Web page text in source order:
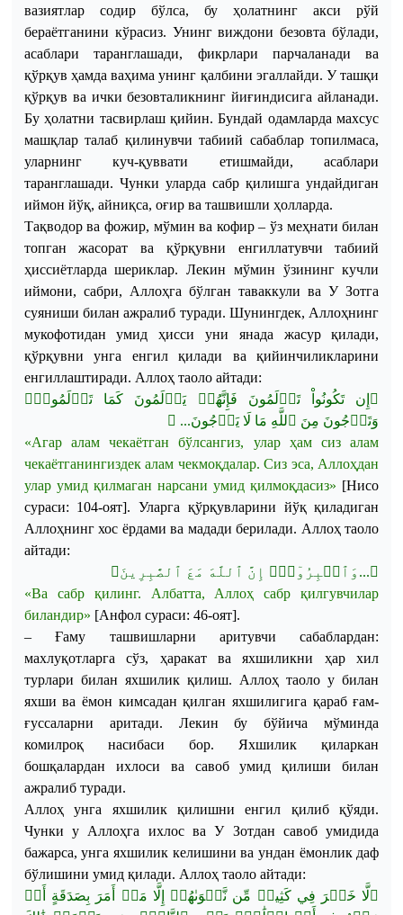
вазиятлар содир бўлса, бу ҳолатнинг акси рўй
бераётганини кўрасиз. Унинг виждони безовта бўлади,
асаблари таранглашади, фикрлари парчаланади ва
қўрқув ҳамда ваҳима унинг қалбини эгаллайди. У ташқи
қўрқув ва ички безовталикнинг йиғиндисига айланади.
Бу ҳолатни тасвирлаш қийин. Бундай одамларда махсус
машқлар талаб қилинувчи табиий сабаблар топилмаса,
уларнинг куч-қуввати етишмайди, асаблари
таранглашади. Чунки уларда сабр қилишга ундайдиган
иймон йўқ, айниқса, оғир ва ташвишли ҳолларда.
Тақводор ва фожир, мўмин ва кофир – ўз меҳнати билан
топган жасорат ва қўрқувни енгиллатувчи табиий
ҳиссиётларда шериклар. Лекин мўмин ўзининг кучли
иймони, сабри, Аллоҳга бўлган таваккули ва У Зотга
суяниши билан ажралиб туради. Шунингдек, Аллоҳнинг
мукофотидан умид ҳисси уни янада жасур қилади,
қўрқувни унга енгил қилади ва қийинчиликларини
енгиллаштиради. Аллоҳ таоло айтади:
﴿ إِن تَكُونُواْ تَأۡلَمُونَ فَإِنَّهُمۡ يَأۡلَمُونَ كَمَا
تَأۡلَمُونَۖ
وَتَرۡجُونَ مِنَ ٱللَّهِ مَا لَا يَرۡجُونَ... ﴾
«Агар алам чекаётган бўлсангиз, улар ҳам сиз
алам
чекаётганингиздек алам чекмоқдалар.Сиз эса,Аллоҳдан
улар умид қилмаган нарсани умид қилмоқдасиз» [Нисо
сураси: 104-оят]. Уларга қўрқувларини йўқ қиладиган
Аллоҳнинг хос ёрдами ва мадади берилади. Аллоҳ таоло
айтади:
﴿... وَٱصۡبِرُوٓاْۚ إِنَّ ٱللَّهَ مَعَ ٱلصَّٰبِرِينَ﴾
«Ва сабр қилинг. Албатта,Аллоҳ сабр
қилгувчилар
биландир» [Анфол сураси: 46-оят].
–Ғаму ташвишларни аритувчи сабаблардан:
махлуқотларга сўз, ҳаракат ва яхшиликни ҳар хил
турлари билан яхшилик қилиш.Аллоҳ таоло у билан
яхши ва ёмон кимсадан қилган яхшилигига қараб ғам-
ғуссаларни аритади. Лекин бу бўйича мўминда
комилроқ насибаси бор. Яхшилик қиларкан
бошқалардан ихлоси ва савоб умид қилиши билан
ажралиб туради.
Аллоҳ унга яхшилик қилишни енгил қилиб қўяди.
Чунки у Аллоҳга ихлос ва У Зотдан савоб умидида
бажарса, унга яхшилик келишини ва ундан ёмонлик даф
бўлишини умид қилади. Аллоҳ таоло айтади:
﴿لَّا خَيۡرَ فِي كَثِيرٖ مِّن نَّجۡوَىٰهُمۡ إِلَّا مَنۡ أَمَرَ بِصَدَقَةٍ
أَوۡ